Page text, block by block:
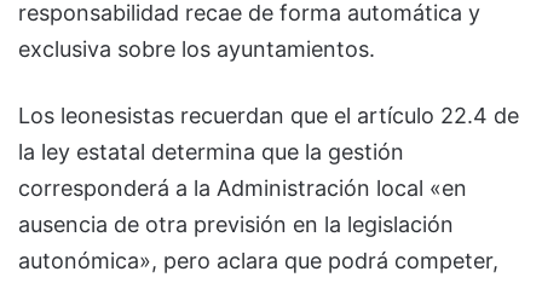
responsabilidad recae de forma automática y
exclusiva sobre los ayuntamientos.
Los leonesistas recuerdan que el artículo 22.4 de
la ley estatal determina que la gestión
corresponderá a la Administración local «en
ausencia de otra previsión en la legislación
autonómica», pero aclara que podrá competer,